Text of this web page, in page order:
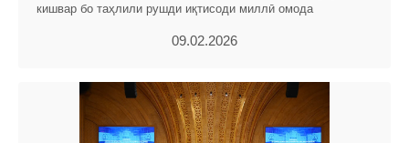
кишвар бо таҳлили рушди иқтисоди миллӣ омода
09.02.2026